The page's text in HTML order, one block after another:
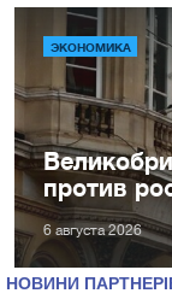
ЭКОНОМИКА
против
6 августа 2026